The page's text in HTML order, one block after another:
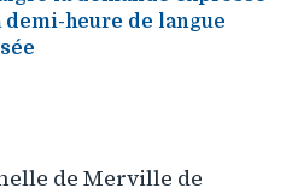
heure de langue
de Merville de